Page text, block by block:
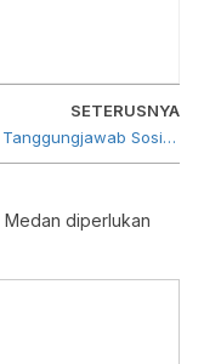
SETERUSNYA
Program Tanggungjawab Sosial Korporat (CSR), ‘Let’s Give Back’ di Pahang
Medan diperlukan